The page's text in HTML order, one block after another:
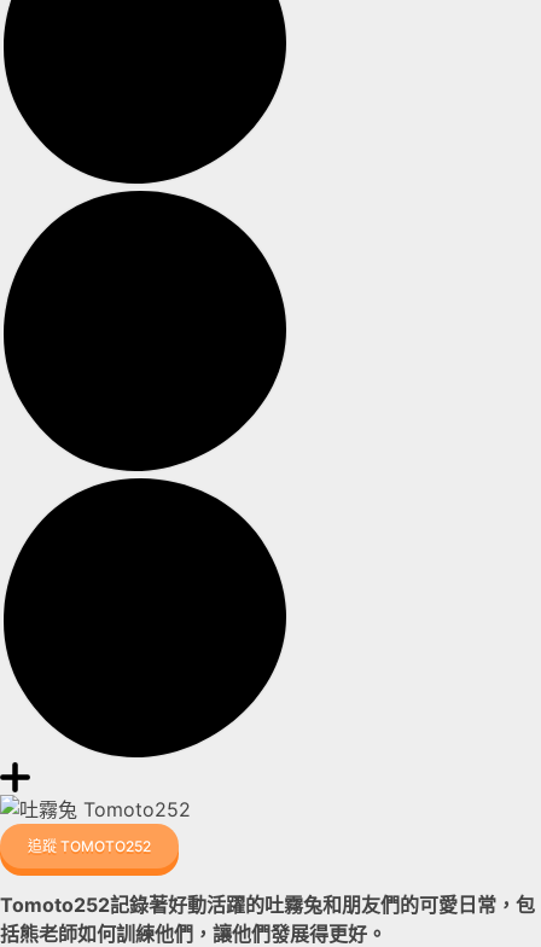
追蹤 TOMOTO252
Tomoto252記錄著好動活躍的吐霧兔和朋友們的可愛日常，包
括熊老師如何訓練他們，讓他們發展得更好。